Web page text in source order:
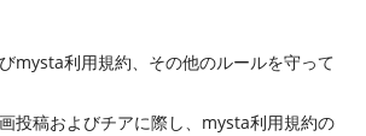
mysta利用規約、その他のルールを守って
投稿およびチアに際し、mysta利用規約の